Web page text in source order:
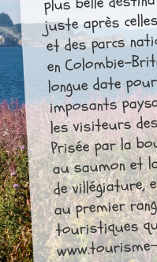
juste après
et des parcs
en Colombie-
longue date
imposants
les visiteurs
Prisée par la
au saumon et
de villégiature,
au premier
touristiques